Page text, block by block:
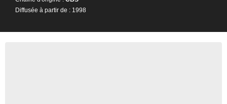
Diffusée à partir de : 1998